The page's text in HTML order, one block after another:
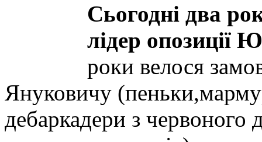
Сьогодні два
лідер опозиції
роки велося
Януковичу
дебаркадери з червоного